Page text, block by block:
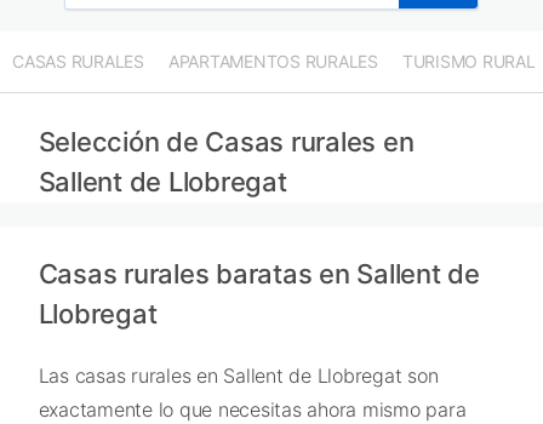
CASAS RURALES APARTAMENTOS RURALES TURISMO RURAL
Selección de Casas rurales en
Sallent de Llobregat
Casas rurales baratas en Sallent de
Llobregat
Las casas rurales en Sallent de Llobregat son
exactamente lo que necesitas ahora mismo para